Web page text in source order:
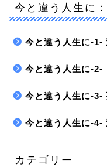
今と違う人生に
今と違う人生に-1-
今と違う人生に-2-
今と違う人生に-3-
今と違う人生に-4-
カテゴリー